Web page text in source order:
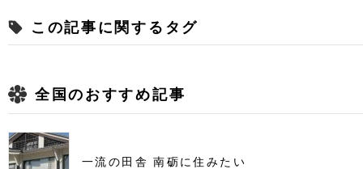
この記事に関するタグ
全国のおすすめ記事
一流の田舎 南砺に住みたい